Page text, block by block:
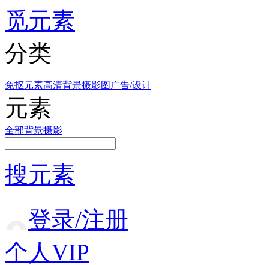
觅元素
分类
免抠元素高清背景摄影图 广告/设计
元素
全部背景摄影
搜元素
登录/注册
个人VIP